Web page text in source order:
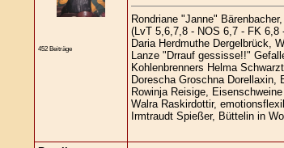
452 Beiträge
Rondriane "Janne"
(LvT 5,6,7,8 - NOS 6,7 - FK 6,8
Daria Herdmuthe Dergelbrück,
Lanze "Drrauf gessisse!!"
Kohlenbrenners Helma
Dorescha Groschna Dorellaxin,
Rowinja Reisige,
Walra Raskirdottir,
Irmtraudt Spießer, Büttelin in